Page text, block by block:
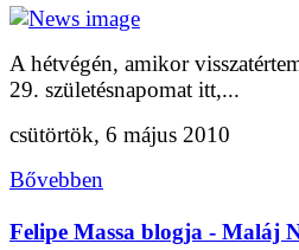
A hétvégén, amikor
29. születésnapomat itt,...
csütörtök, 6 május 2010
Bővebben
Felipe Massa blogja - Maláj